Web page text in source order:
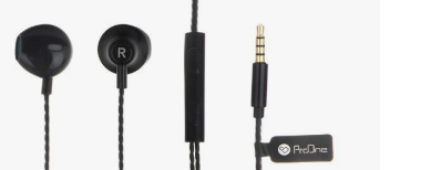
مودم 4G همراه
مودم 3G همراه
مـــــــــــودم USB
محصولات اپراتورهای همراه
تــــــــجـــهــــیـزات جــــــانـبـی
انــــــــــــدرویــد بـــــــــاکــــس